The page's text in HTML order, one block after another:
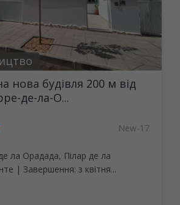
нова будівля 200 м від
де-ла-О...
New-17
ла Орадада, Пілар де ла
| Завершення: з квітня...